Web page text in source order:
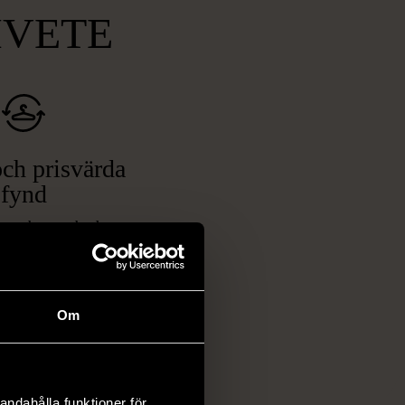
Om
prisvärda
fynd
ett brett utbud av
kläder och möbler
elektronik i våra
föremål som
vanliga butiker.